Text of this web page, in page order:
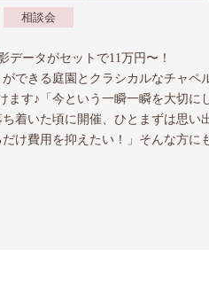
相談会
ータがセットで11万円〜！
できる庭園とクラシカルなチャペ
す♪「今という一瞬一瞬を大切に
着いた頃に開催、ひとまずは思い
け費用を抑えたい！」そんな方に